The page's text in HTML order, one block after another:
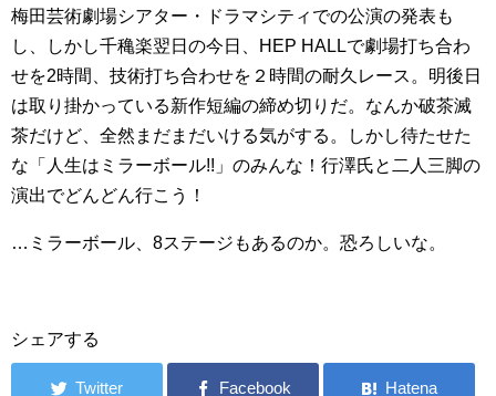
梅田芸術劇場シアター・ドラマシティでの公演の発表も
し、しかし千穐楽翌日の今日、HEP HALLで劇場打ち合わ
せを2時間、技術打ち合わせを２時間の耐久レース。明後日
は取り掛かっている新作短編の締め切りだ。なんか破茶滅
茶だけど、全然まだまだいける気がする。しかし待たせた
な「人生はミラーボール!!」のみんな！行澤氏と二人三脚の
演出でどんどん行こう！
…ミラーボール、8ステージもあるのか。恐ろしいな。
シェアする